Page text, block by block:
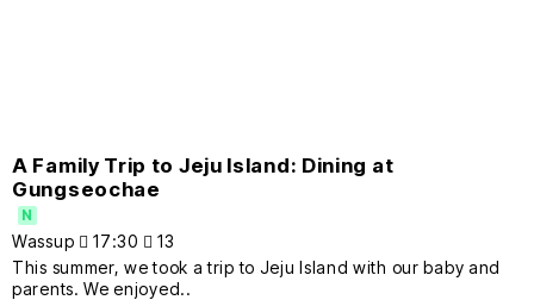
A Family Trip to Jeju Island: Dining at
Gungseochae
N
Wassup 17:30
13
This summer, we took a trip to Jeju Island with our baby and
parents. We enjoyed..